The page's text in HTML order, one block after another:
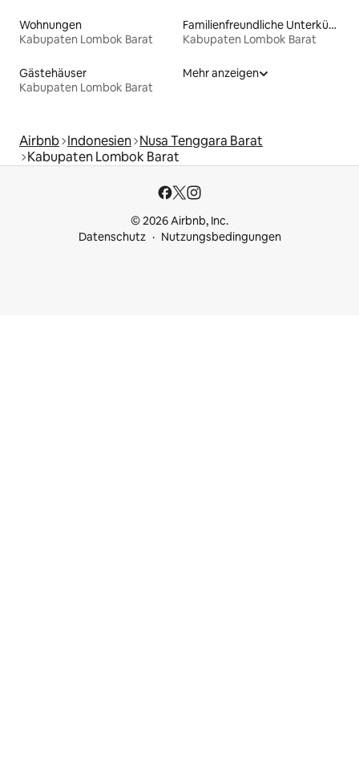
Wohnungen
Kabupaten Lombok Barat
Familienfreundliche Unterkünfte
Kabupaten Lombok Barat
Gästehäuser
Kabupaten Lombok Barat
Mehr anzeigen
Airbnb Indonesien Nusa Tenggara Barat
Kabupaten Lombok Barat
© 2026 Airbnb, Inc.
Datenschutz
Nutzungsbedingungen